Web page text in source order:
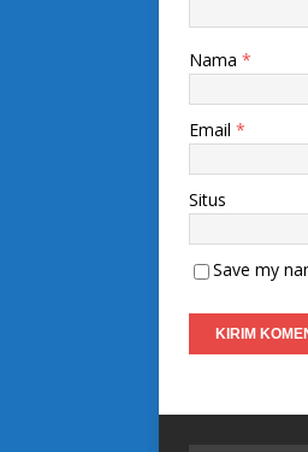
Nama *
Email *
Situs
Save my